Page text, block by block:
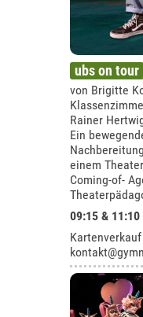
ubs on tour
von Brigitte
Rainer
Ein
einem
Coming-of-
09:15 & 11:10